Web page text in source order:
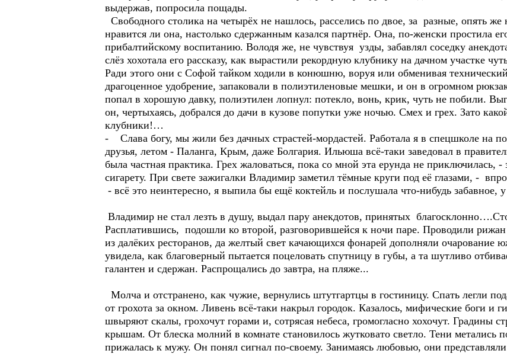
выдержав, попросила пощады.
Свободного столика на четырёх не нашлось, расселись по двое, за разные, опять
нравится ли она, настолько сдержанным казался партнёр. Она, по-женски простила
прибалтийскому воспитанию. Володя же, не чувствуя узды, забавлял соседку
слёз хохотала его рассказу, как вырастили рекордную клубнику на дачном участке
Ради этого они с Софой тайком ходили в конюшню, воруя или обменивая
драгоценное удобрение, запаковали в полиэтиленовые мешки, и он в огромном
попал в хорошую давку, полиэтилен лопнул: потекло, вонь, крик, чуть не побили.
он, чертыхаясь, добрался до дачи в кузове попутки уже ночью. Смех и грех. Зато
клубники!…
- Слава богу, мы жили без дачных страстей-мордастей. Работала я в спецшколе на
друзья, летом - Паланга, Крым, даже Болгария. Ильюша всё-таки заведовал в
была частная практика. Грех жаловаться, пока со мной эта ерунда не приключилась,
сигарету. При свете зажигалки Владимир заметил тёмные круги под её глазами, -
- всё это неинтересно, я выпила бы ещё коктейль и послушала что-нибудь забавное,
Владимир не стал лезть в душу, выдал пару анекдотов, принятых
Расплатившись, подошли ко второй, разговорившейся к ночи паре. Проводили
из далёких ресторанов, да желтый свет качающихся фонарей дополняли
увидела, как благоверный пытается поцеловать спутницу в губы, а та шутливо
галантен и сдержан. Распрощались до завтра, на пляже...
Молча и отстранено, как чужие, вернулись штутгартцы в гостиницу. Спать легли
от грохота за окном. Ливень всё-таки накрыл городок. Казалось, мифические боги и
швыряют скалы, грохочут горами и, сотрясая небеса, громогласно хохочут. Градины
крышам. От блеска молний в комнате становилось жутковато светло. Тени метались
прижалась к мужу. Он понял сигнал по-своему. Занимаясь любовью, они